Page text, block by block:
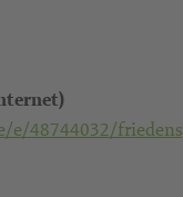
e/48744032/